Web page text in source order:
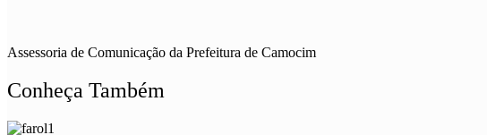
Assessoria de Comunicação da Prefeitura de Camocim
Conheça Também